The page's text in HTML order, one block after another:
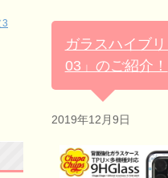
ガラスハイブ
03」のご紹介！
2019年12月9日
3